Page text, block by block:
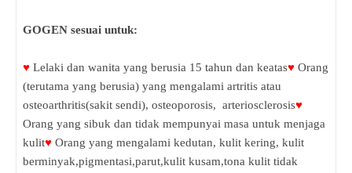
GOGEN sesuai untuk:
♥ Lelaki dan wanita yang berusia 15 tahun dan keatas♥ Orang
(terutama yang berusia) yang mengalami artritis atau
osteoarthritis(sakit sendi), osteoporosis, arteriosclerosis♥
Orang yang sibuk dan tidak mempunyai masa untuk menjaga
kulit♥ Orang yang mengalami kedutan, kulit kering, kulit
berminyak,pigmentasi,parut,kulit kusam,tona kulit tidak